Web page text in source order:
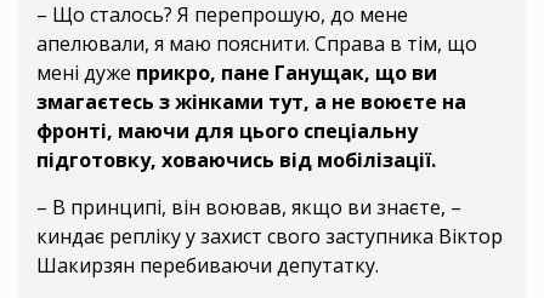
– Що сталось? Я перепрошую, до мене
апелювали, я маю пояснити. Справа в тім, що
мені дуже прикро, пане Ганущак, що ви
змагаєтесь з жінками тут, а не воюєте на
фронті, маючи для цього спеціальну
підготовку, ховаючись від мобілізації.
– В принципі, він воював, якщо ви знаєте, –
киндає репліку у захист свого заступника Віктор
Шакирзян перебиваючи депутатку.